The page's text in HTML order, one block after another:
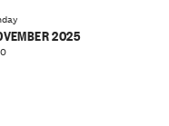
2025